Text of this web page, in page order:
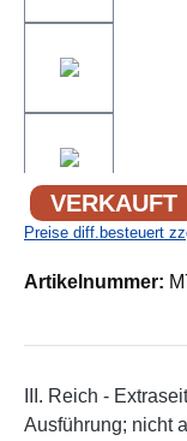
VERKAUFT
Preise diff.besteuert
Artikelnummer:
III. Reich -
Ausführung; nicht